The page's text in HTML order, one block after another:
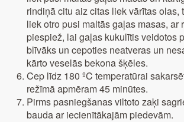
rindiņā citu aiz citas liek vārītas olas,
liek otro pusi maltās gaļas masas, ar
piespiež, lai gaļas kukulītis veidotos
blīvāks un cepoties neatveras un
kārto veselās bekona šķēles.
Cep līdz 180 ºC temperatūrai
režīmā apmēram 45 minūtes.
Pirms pasniegšanas viltoto zaķi
bauda ar iecienītākajām piedevām.